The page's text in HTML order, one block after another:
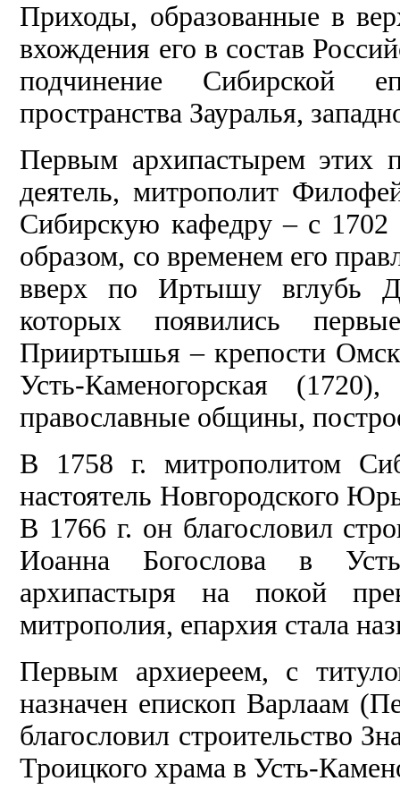
Приходы, образованные в
вхождения его в состав
подчинение Сибирской
пространства Зауралья,
Первым архипастырем этих
деятель, митрополит
Сибирскую кафедру – с
образом, со временем его
вверх по Иртышу вглубь
которых появились
Прииртышья – крепости
Усть-Каменогорская
православные общины,
В 1758 г. митрополитом
настоятель Новгородского
В 1766 г. он благословил
Иоанна Богослова в
архипастыря на покой
митрополия, епархия стала
Первым архиереем, с
назначен епископ Варлаам
благословил строительство
Троицкого храма в Усть-